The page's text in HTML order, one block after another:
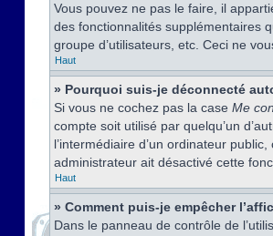
Vous pouvez ne pas le faire, il
des fonctionnalités supplémentaires
groupe d’utilisateurs, etc. Ceci ne
Haut
» Pourquoi suis-je déconnecté
Si vous ne cochez pas la case Me
compte soit utilisé par quelqu’un
l’intermédiaire d’un ordinateur
administrateur ait désactivé cette
Haut
» Comment puis-je empêcher
Dans le panneau de contrôle de